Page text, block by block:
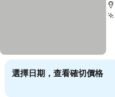
選擇日期，查看確切價格